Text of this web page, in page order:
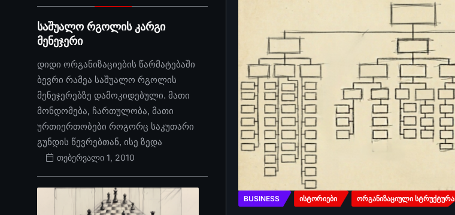
საშუალო რგოლის კარგი
მენეჯერი
დიდი ორგანიზაციების წარმატებაში
ბევრი რამეა საშუალო რგოლის
მენეჯერებზე დამოკიდებული. მათი
მონდომება, ჩართულობა, მათი
ურთიერთობები როგორც საკუთარი
გუნდის წევრებთან, ისე ზედა
თებერვალი 1, 2010
BUSINESS ᲘᲡᲢᲝᲠᲘᲔᲑᲘ ᲝᲠᲒᲐᲜᲘᲖᲐᲪᲘᲣᲚᲘ ᲡᲢᲠᲣᲥᲢᲣᲠᲐ